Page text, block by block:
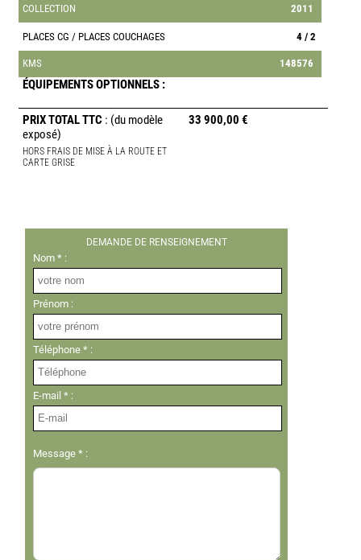
COLLECTION 2011
PLACES CG / PLACES COUCHAGES 4 / 2
KMS 148576
ÉQUIPEMENTS OPTIONNELS :
PRIX TOTAL TTC : (du modèle
exposé)
HORS FRAIS DE MISE À LA ROUTE ET
CARTE GRISE
33 900,00 €
DEMANDE DE RENSEIGNEMENT
Nom * :
Prénom :
Téléphone * :
E-mail * :
Message * :